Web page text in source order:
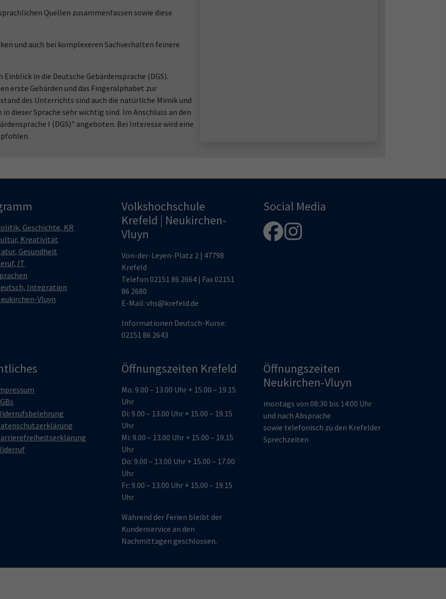
Quellen zusammenfassen sowie diese
und auch bei komplexeren Sachverhalten feinere
in die Deutsche Gebärdensprache (DGS).
erste Gebärden und das Fingeralphabet zur
des Unterrichts sind auch die natürliche Mimik und
dieser Sprache sehr wichtig sind. Im Anschluss an den
I (DGS)" angeboten. Bei Interesse wird eine
Geschichte, KR
Kreativität
Gesundheit
IT
Integration
Vluyn
Volkshochschule
Krefeld | Neukirchen-
Vluyn
Von-der-Leyen-Platz 2 | 47798
Krefeld
Telefon 02151 86 2664 | Fax 02151
86 2680
E-Mail: vhs@krefeld.de
Informationen Deutsch-Kurse:
02151 86 2643
Social Media
Öffnungszeiten Krefeld
Mo: 9.00 – 13.00 Uhr + 15.00 – 19.15
Uhr
Di: 9.00 – 13.00 Uhr + 15.00 – 19.15
Uhr
Mi: 9.00 – 13.00 Uhr + 15.00 – 19.15
Uhr
Do: 9.00 – 13.00 Uhr + 15.00 – 17.00
Uhr
Fr: 9.00 – 13.00 Uhr + 15.00 – 19.15
Uhr
Während der Ferien bleibt der
Kundenservice an den
Nachmittagen geschlossen.
Öffnungszeiten
Neukirchen-Vluyn
montags von 08:30 bis 14:00 Uhr
und nach Absprache
sowie telefonisch zu den Krefelder
Sprechzeiten